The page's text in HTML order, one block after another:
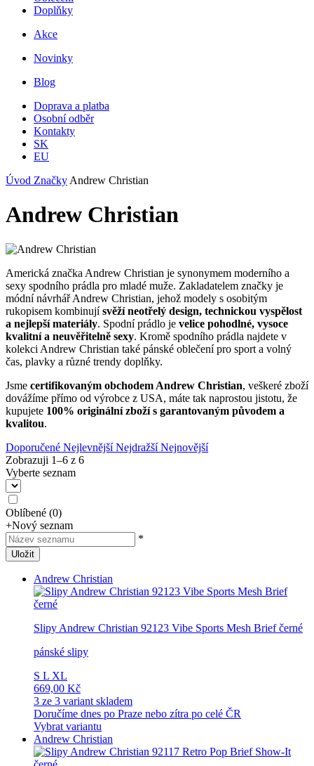
Doplňky
Akce
Novinky
Blog
Doprava a platba
Osobní odběr
Kontakty
SK
EU
Úvod Značky Andrew Christian
Andrew Christian
Americká značka Andrew Christian je synonymem moderního a
sexy spodního prádla pro mladé muže. Zakladatelem značky je
módní návrhář Andrew Christian, jehož modely s osobitým
rukopisem kombinujísvěží neotřelý design, technickou vyspělost
a nejlepší materiály. Spodní prádlo je velice pohodlné, vysoce
kvalitní a neuvěřitelně sexy. Kromě spodního prádla najdete v
kolekci Andrew Christian také pánské oblečení pro sport a volný
čas, plavky a různé trendy doplňky.
Jsme certifikovaným obchodem Andrew Christian, veškeré zboží
dovážíme přímo od výrobce z USA, máte tak naprostou jistotu, že
kupujete 100% originální zboží s garantovaným původem a
kvalitou.
Doporučené NejlevnějšíNejdražšíNejnovější
Zobrazuji 1–6 z 6
Vyberte seznam
Oblíbené (0)
+Nový seznam
*
Uložit
Andrew Christian
Slipy Andrew Christian 92123 Vibe Sports Mesh Brief černé
pánské slipy
S L XL
669,00 Kč
3 ze 3 variant skladem
Doručíme dnes po Praze nebo zítra po celé ČR
Vybrat variantu
Andrew Christian